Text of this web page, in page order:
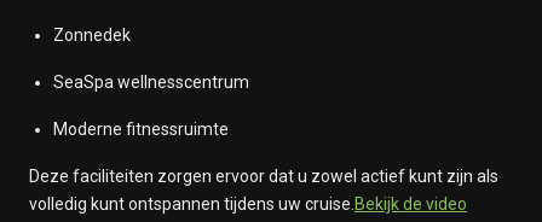
Zonnedek
SeaSpa wellnesscentrum
Moderne fitnessruimte
Deze faciliteiten zorgen ervoor dat u zowel actief kunt zijn als
volledig kunt ontspannen tijdens uw cruise.Bekijk de video